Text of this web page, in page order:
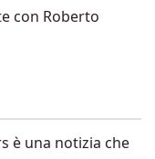
con Roberto
è una notizia che